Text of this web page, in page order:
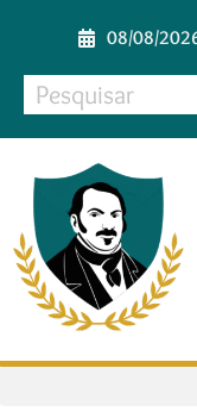
08/08/